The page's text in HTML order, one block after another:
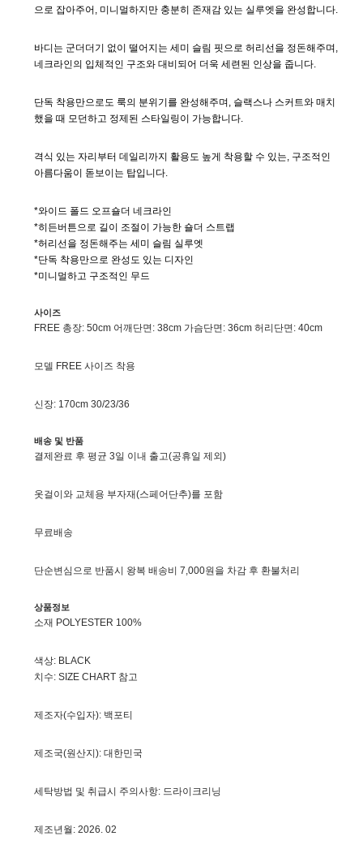
으로 잡아주어, 미니멀하지만 충분히 존재감 있는 실루엣을 완성합니다.
바디는 군더더기 없이 떨어지는 세미 슬림 핏으로 허리선을 정돈해주며,
네크라인의 입체적인 구조와 대비되어 더욱 세련된 인상을 줍니다.
단독 착용만으로도 룩의 분위기를 완성해주며, 슬랙스나 스커트와 매치
했을 때 모던하고 정제된 스타일링이 가능합니다.
격식 있는 자리부터 데일리까지 활용도 높게 착용할 수 있는, 구조적인
아름다움이 돋보이는 탑입니다.
*와이드 폴드 오프숄더 네크라인
*히든버튼으로 길이 조절이 가능한 숄더 스트랩
*허리선을 정돈해주는 세미 슬림 실루엣
*단독 착용만으로 완성도 있는 디자인
*미니멀하고 구조적인 무드
사이즈
FREE 총장: 50cm 어깨단면: 38cm 가슴단면: 36cm 허리단면: 40cm
모델 FREE 사이즈 착용
신장: 170cm 30/23/36
배송 및 반품
결제완료 후 평균 3일 이내 출고(공휴일 제외)
옷걸이와 교체용 부자재(스페어단추)를 포함
무료배송
단순변심으로 반품시 왕복 배송비 7,000원을 차감 후 환불처리
상품정보
소재 POLYESTER 100%
색상: BLACK
치수: SIZE CHART 참고
제조자(수입자): 백포티
제조국(원산지): 대한민국
세탁방법 및 취급시 주의사항: 드라이크리닝
제조년월: 2026. 02